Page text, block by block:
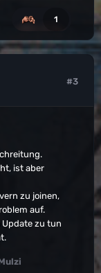
1
#3
ist aber
zu joinen,
auf.
zu tun